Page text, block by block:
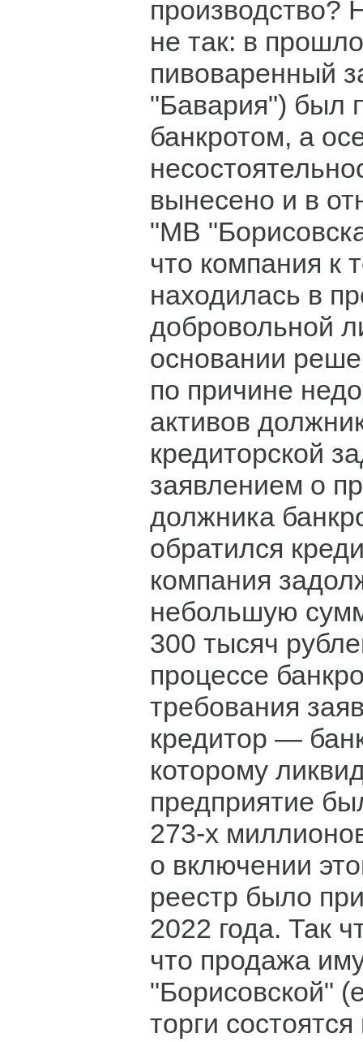
производство?
не так: в
пивоваренный
"Бавария") был
банкротом, а
вынесено и в
"МВ
что компания к
находилась в
добровольной
основании
по причине
активов
кредиторской
заявлением о
должника
обратился
компания
небольшую
300 тысяч
процессе
требования
кредитор —
которому
предприятие
273-х
о включении
реестр было
2022 года. Так
что продажа
"Борисовской"
торги